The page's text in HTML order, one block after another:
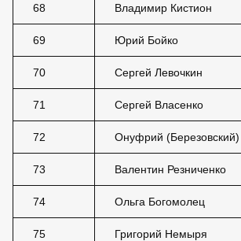
68 Владимир Кистион
69 Юрий Бойко
70 Сергей Левочкин
71 Сергей Власенко
72 Онуфрий (Березовский)
73 Валентин Резниченко
74 Ольга Богомолец
75 Григорий Немыря